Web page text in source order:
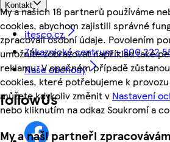
My a našich 18 partnerů používáme
cookies, abychom zajistili správné
zpracovali osobní údaje. Povolením
umožníte zobrazovat například také
reklamu. V opačném případě
cookies, které potřebujeme k
můžete kdykoliv změnit v Nastavení
nebo kliknutím na odkaz Soukromí a
My a naši partneři
Kontakt
itesco.cz
Zákaznické centrum - 800 222
Naše obchody
followUs